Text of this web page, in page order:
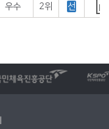
우수 2위 선